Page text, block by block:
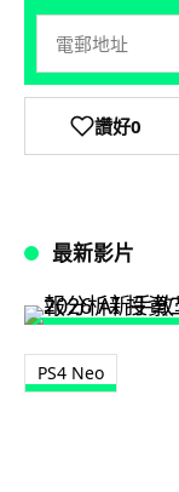
讚好0
最新影片
PS4 Neo